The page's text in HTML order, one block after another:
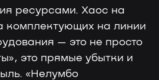
ресурсами. Хаос на
комплектующих на линии
— это не просто
это прямые убытки и
«Нелумбо